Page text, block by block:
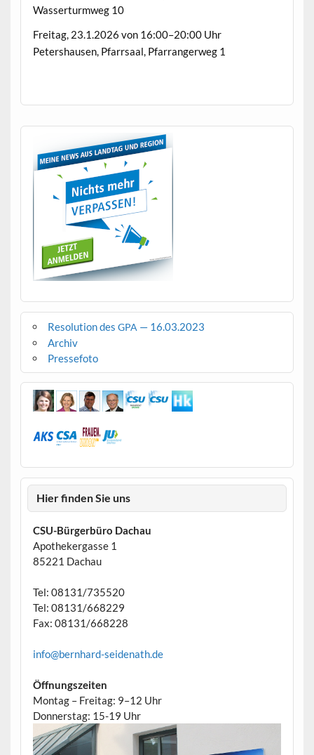
Wasser­turmweg 10
Fre­itag, 23.1.2026 von 16:00–20:00 Uhr
Peter­shausen, Pfarrsaal, Pfarranger­weg 1
Resolution des GPA — 16.03.2023
Archiv
Pressefoto
Hier finden Sie uns
CSU-Bürgerbüro Dachau
Apothekergasse 1
85221 Dachau
Tel: 08131/735520
Tel: 08131/668229
Fax: 08131/668228
info@bernhard-seidenath.de
Öffnungszeiten
Montag – Freitag: 9–12 Uhr
Donnerstag: 15-19 Uhr